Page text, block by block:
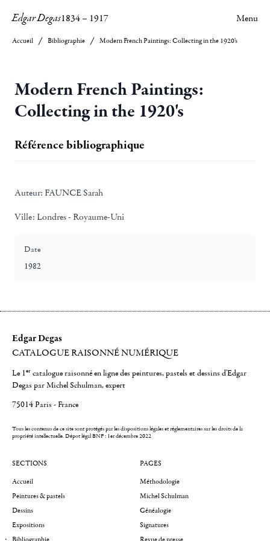
Edgar Degas1834– 1917 Menu
Accueil Bibliographie Modern French Paintings: Collecting in the 1920's
Modern French Paintings:
Collecting in the 1920's
Référence bibliographique
Auteur: FAUNCE Sarah
Ville: Londres - Royaume-Uni
Date
1982
Edgar Degas
CATALOGUE RAISONNÉ NUMÉRIQUE
Le 1er catalogue raisonné en ligne des peintures, pastels et dessins d'Edgar
Degas par Michel Schulman, expert
75014 Paris - France
Tous les contenus de ce site sont protégés par les dispositions légales et réglementaires sur les droits de la
propriété intellectuelle.Dépot légal BNF : 1er décembre 2022
SECTIONS
Accueil
Peintures & pastels
Dessins
Expositions
PAGES
Méthodologie
Michel Schulman
Généalogie
Signatures